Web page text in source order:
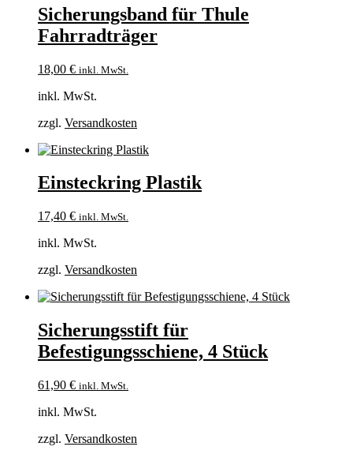
Sicherungsband für Thule
Fahrradträger
18,00 € inkl. MwSt.
inkl. MwSt.
zzgl. Versandkosten
Einsteckring Plastik
17,40 € inkl. MwSt.
inkl. MwSt.
zzgl. Versandkosten
Sicherungsstift für
Befestigungsschiene, 4 Stück
61,90 € inkl. MwSt.
inkl. MwSt.
zzgl. Versandkosten